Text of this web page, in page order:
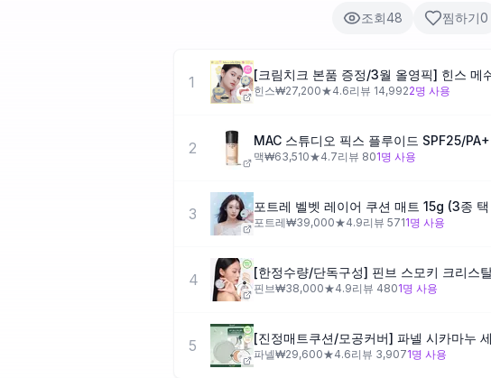
조회48 찜하기0
1 힌스₩27,200★4.6리뷰 14,9922명 사용
2 맥₩63,510★4.7리뷰 801명 사용
3 포트레 벨벳 레이어 쿠션 매트 15g (3종 택
포트레₩39,000★4.9리뷰 5711명 사용
4 핀브₩38,000★4.9리뷰 4801명 사용
5 파넬₩29,600★4.6리뷰 3,9071명 사용